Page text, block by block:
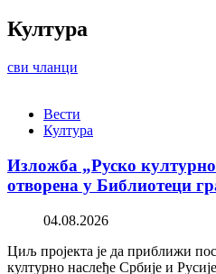
Култура
сви чланци
Вести
Култура
Изложба „Руско
отворена у Библиотеци
04.08.2026
Циљ пројекта је да приближи
културно наслеђе Србије и